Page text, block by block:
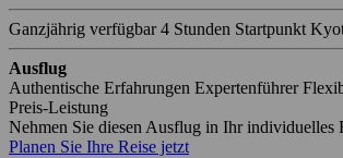
Ganzjährig verfügbar4 Stunden Startpunkt
Ausflug
Authentische Erfahrungen Expertenführer
Preis-Leistung
Nehmen Sie diesen Ausflug in Ihr individuelles
Planen Sie Ihre Reise jetzt